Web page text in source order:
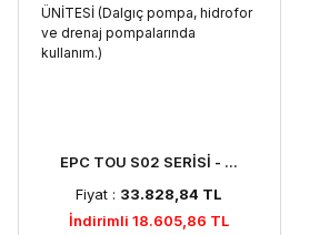
EPC TOU S02 SERİSİ - ...
Fiyat : 33.828,84 TL
İndirimli 18.605,86 TL